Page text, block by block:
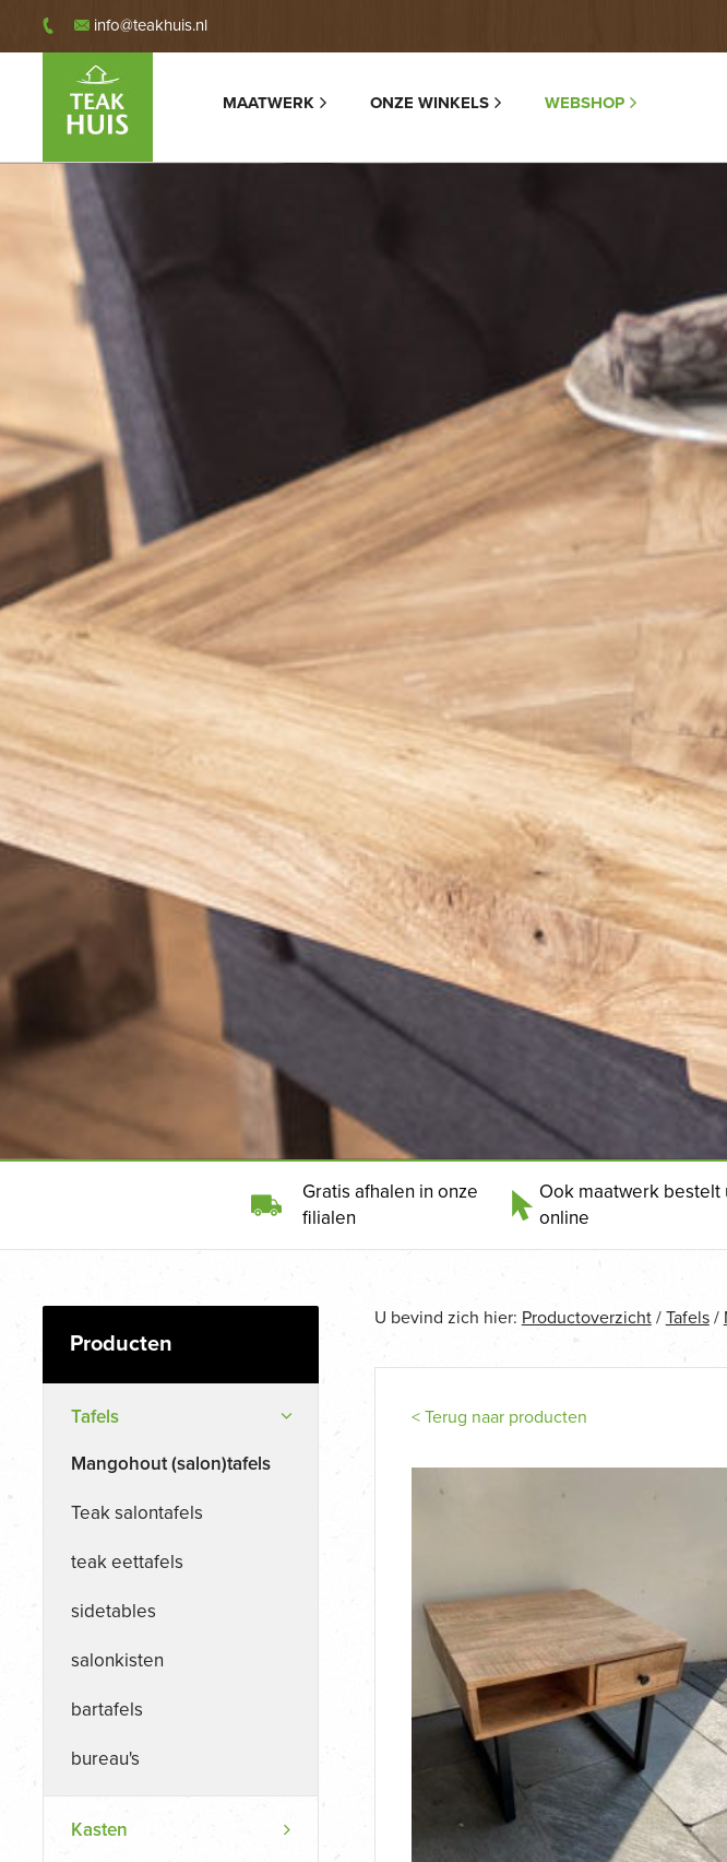
info@teakhuis.nl
MAATWERK ONZE WINKELS WEBSHOP
Gratis afhalen in onze
filialen
Ook maatwerk bestelt
online
Tafels
Mangohout (salon)tafels
Teak salontafels
teak eettafels
sidetables
salonkisten
bartafels
bureau's
Kasten
U bevind zich hier: Productoverzicht/ Tafels/
< Terug naar producten